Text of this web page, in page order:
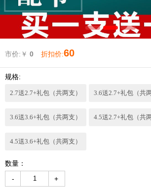
市价:￥ 0 折扣价:60
规格:
2.7送2.7+礼包（共两支） 3.6送2.7+礼包（共两
3.6送3.6+礼包（共两支） 4.5送2.7+礼包（共两
4.5送3.6+礼包（共两支）
数量：
-
+